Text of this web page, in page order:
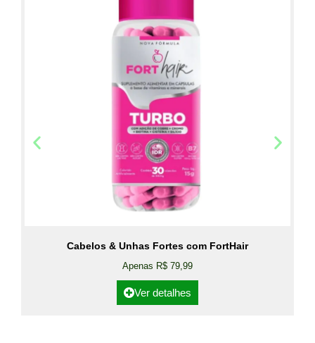
Cabelos & Unhas Fortes com FortHair
Apenas R$ 79,99
Ver detalhes